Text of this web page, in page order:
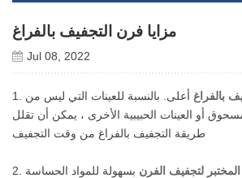
مزايا فرن التجفيف بالفراغ
Jul 08, 2022
بالفراغ أعلى. بالنسبة للعينات التي ليس من
أو العينات الحبيبية الأخرى ، يمكن أن تقلل
طريقة التجفيف بالفراغ من وقت التجفيف
لتجفيف الفرن بسهولة للمواد الحساسة